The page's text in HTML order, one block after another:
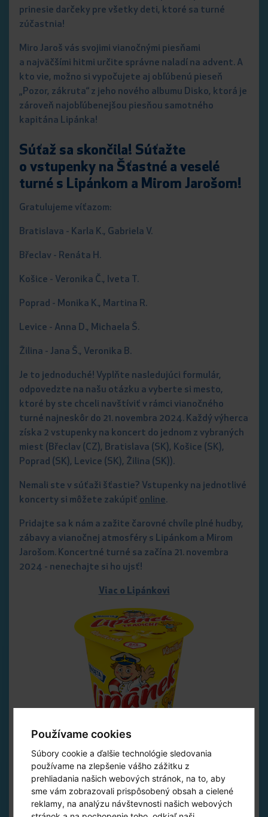
Používame cookies
Súbory cookie a ďalšie technológie sledovania
používame na zlepšenie vášho zážitku z
prehliadania našich webových stránok, na to, aby
sme vám zobrazovali prispôsobený obsah a cielené
reklamy, na analýzu návštevnosti našich webových
prinesie darčeky pre všetky deti, ktoré sa turné
zúčastnia!
Miro Jaroš vás svojimi vianočnými piesňami
a najväčšími hitmi určite správne naladí na advent. A
kto vie, možno si vypočujete aj obľúbenú pieseň
„Pozor, zákruta“ z jeho nového albumu Disko, ktorá je
zároveň najobľúbenejšou piesňou samotného
kapitána Lipánka!
Súťaž sa skončila! Súťažte
o vstupenky na Šťastné a veselé
turné s Lipánkom a Mirom Jarošom!
Gratulujeme víťazom:
Bratislava - Karla K., Gabriela V.
Břeclav - Renáta H.
Košice - Veronika Č., Iveta T.
Poprad - Monika K., Martina R.
Levice - Anna D., Michaela Š.
Žilina - Jana Š., Veronika B.
Je to jednoduché! Vyplňte nasledujúci formulár,
odpovedzte na našu otázku a vyberte si mesto,
ktoré by ste chceli navštíviť v rámci vianočného
turné najneskôr do 21. novembra 2024. Každý výherca
získa 2 vstupenky na koncert do jednom z vybraných
miest (Břeclav (CZ), Bratislava (SK), Košice (SK),
Poprad (SK), Levice (SK), Žilina (SK)).
Nemali ste v súťaži šťastie? Vstupenky na jednotlivé
koncerty si môžete zakúpiť online.
Pridajte sa k nám a zažite čarovné chvíle plné hudby,
zábavy a vianočnej atmosféry s Lipánkom a Mirom
Jarošom. Koncertné turné sa začína 21. novembra
2024 - nenechajte si ho ujsť!
Viac o Lipánkovi